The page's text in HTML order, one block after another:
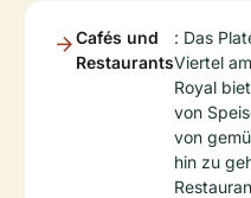
Cafés und
Restaurants
: Das
Viertel
Royal
von
von
hin zu